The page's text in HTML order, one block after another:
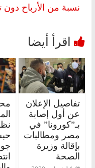
نسبة من الأرباح دون
تفاصيل الإعلان
عن أول إصابة
بـ”كورونا” في
مصر ومطالبات
بإقالة وزيرة
الصحة